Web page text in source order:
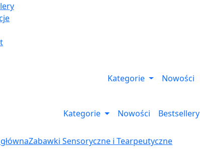
Kategorie Nowości
Kategorie Nowości Bestsellery
Zabawki Sensoryczne i Tearpeutyczne